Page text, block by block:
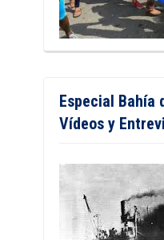
Especial Bahía
Vídeos y